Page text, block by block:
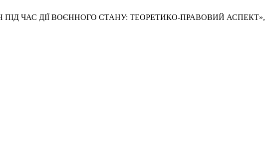
ПІД ЧАС ДІЇ ВОЄННОГО СТАНУ: ТЕОРЕТИКО-ПРАВОВИЙ АСПЕКТ»,